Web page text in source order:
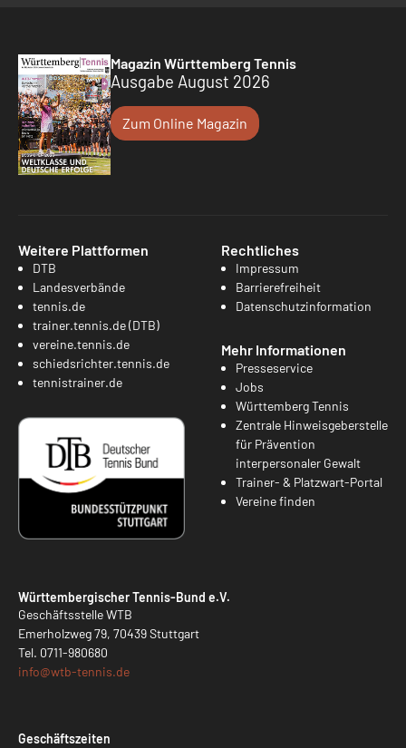
Magazin Württemberg Tennis
Ausgabe August 2026
Zum Online Magazin
Weitere Plattformen
DTB
Landesverbände
tennis.de
trainer.tennis.de (DTB)
vereine.tennis.de
schiedsrichter.tennis.de
tennistrainer.de
Rechtliches
Impressum
Barrierefreiheit
Datenschutzinformation
Mehr Informationen
Presseservice
Jobs
Württemberg Tennis
Zentrale Hinweisgeberstelle
für Prävention
interpersonaler Gewalt
Trainer- & Platzwart-Portal
Vereine finden
Württembergischer Tennis-Bund e.V.
Geschäftsstelle WTB
Emerholzweg 79, 70439 Stuttgart
Tel. 0711-980680
info@wtb-tennis.de
Geschäftszeiten